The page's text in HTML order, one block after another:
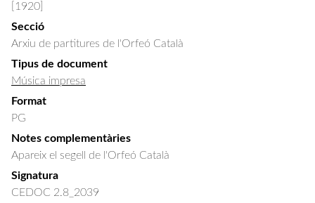
[1920]
Secció
Arxiu de partitures de l'Orfeó Català
Tipus de document
Música impresa
Format
PG
Notes complementàries
Apareix el segell de l'Orfeó Català
Signatura
CEDOC 2.8_2039